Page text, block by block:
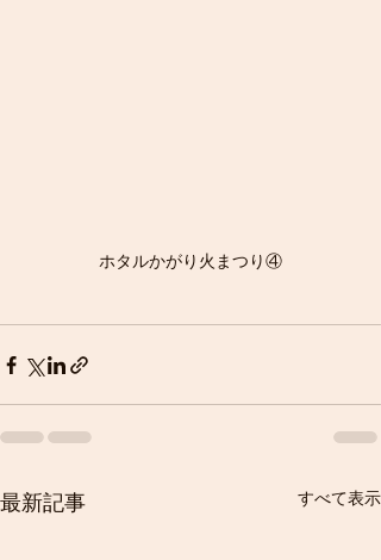
ホタルかがり火まつり④
最新記事 すべて表示